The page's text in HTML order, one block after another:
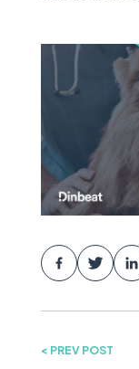
< PREV POST